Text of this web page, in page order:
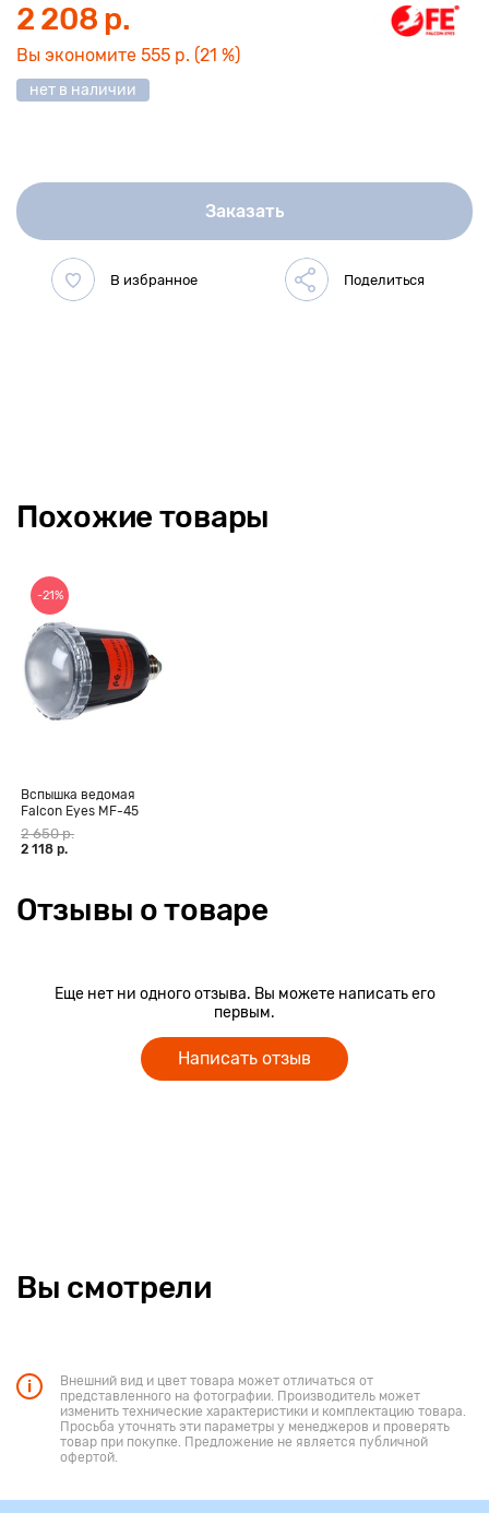
2 208 р.
Вы экономите 555 р. (21 %)
нет в наличии
Заказать
Похожие товары
-21%
Вспышка ведомая
Falcon Eyes MF-45
2 650 р.
2 118 р.
Отзывы о товаре
Еще нет ни одного отзыва. Вы можете написать его
первым.
Написать отзыв
Вы смотрели
Внешний вид и цвет товара может отличаться от
представленного на фотографии. Производитель может
изменить технические характеристики и комплектацию товара.
Просьба уточнять эти параметры у менеджеров и проверять
товар при покупке. Предложение не является публичной
офертой.